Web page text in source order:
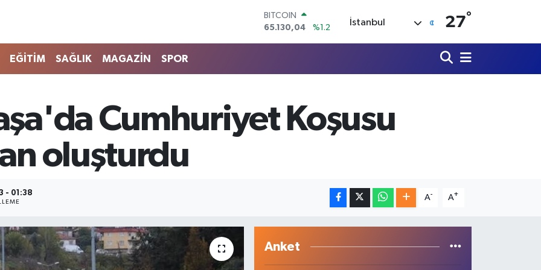
DOLAR
47,7106
%0.17
64,4046
%0.35
BİST100
13.773
%-19
İstanbul 27°
EĞİTİM SAĞLIK MAGAZİN SPOR
Cumhuriyet Koşusu
oluşturdu
- 01:38 A- A+
Anket